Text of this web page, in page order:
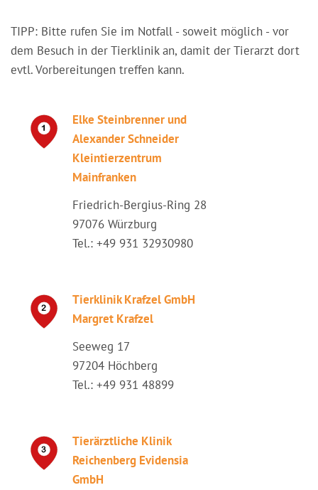
TIPP: Bitte rufen Sie im Notfall - soweit möglich - vor
dem Besuch in der Tierklinik an, damit der Tierarzt dort
evtl. Vorbereitungen treffen kann.
Elke Steinbrenner und
Alexander Schneider
Kleintierzentrum
Mainfranken
Friedrich-Bergius-Ring 28
97076 Würzburg
Tel.: +49 931 32930980
Tierklinik Krafzel GmbH
Margret Krafzel
Seeweg 17
97204 Höchberg
Tel.: +49 931 48899
Tierärztliche Klinik
Reichenberg Evidensia
GmbH